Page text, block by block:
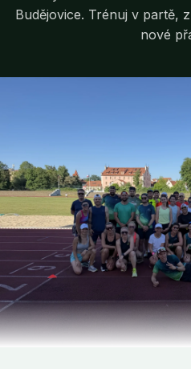
Budějovice. Trénuj v partě,
nové